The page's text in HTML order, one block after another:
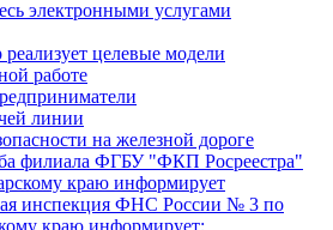
электронными услугами
реализует целевые модели
работе
линии
на железной дороге
филиала ФГБУ "ФКП Росреестра"
краю информирует
инспекция ФНС России № 3 по
краю информирует: